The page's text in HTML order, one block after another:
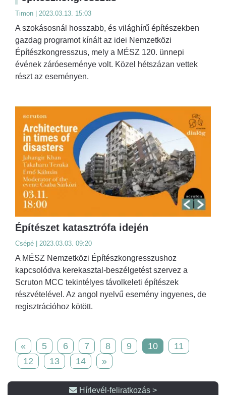
Timon | 2023.03.13. 15:03
A szokásosnál hosszabb, és világhírű építészekben
gazdag programot kínált az idei Nemzetközi
Építészkongresszus, mely a MÉSZ 120. ünnepi
évének záróeseménye volt. Közel hétszázan vettek
részt az eseményen.
Építészet katasztrófa idején
Csépé | 2023.03.03. 09:20
A MÉSZ Nemzetközi Építészkongresszushoz
kapcsolódva kerekasztal-beszélgetést szervez a
Scruton MCC tekintélyes távolkeleti építészek
részvételével. Az angol nyelvű esemény ingyenes, de
regisztrációhoz kötött.
« 5 6 7 8 9 10
11
12
13 14 »
Hírlevél-feliratkozás >